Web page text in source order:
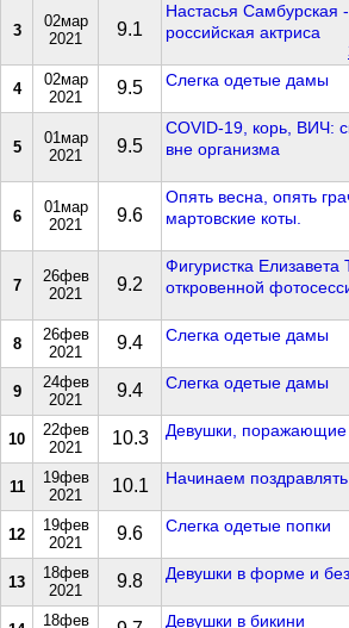
3
02мар
2021
9.1
Настасья Самбурская
российская актриса
4
02мар
2021
9.5 Слегка одетые дамы
5
01мар
2021
9.5
COVID-19, корь, ВИЧ:
вне организма
6
01мар
2021
9.6
Опять весна, опять
мартовские коты.
7
26фев
2021
9.2
Фигуристка
откровенной
8
26фев
2021
9.4 Слегка одетые дамы
9
24фев
2021
9.4 Слегка одетые дамы
10
22фев
2021
10.3 Девушки, поражающие
11
19фев
2021
10.1 Начинаем
12
19фев
2021
9.6 Слегка одетые попки
13
18фев
2021
9.8 Девушки в форме и
18фев Девушки в бикини